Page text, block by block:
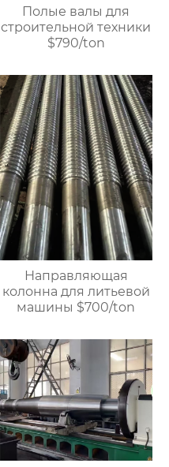
Полые валы для
строительной техники
$790/ton
Направляющая
колонна для литьевой
машины $700/ton